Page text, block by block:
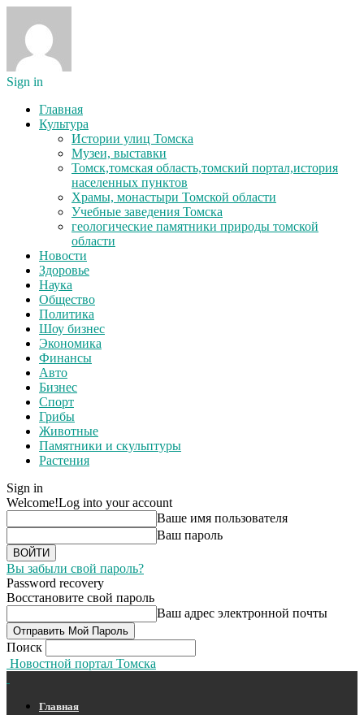
Sign in
Главная
Культура
Истории улиц Томска
Музеи, выставки
Томск,томская область,томский портал,история
населенных пунктов
Храмы, монастыри Томской области
Учебные заведения Томска
геологические памятники природы томской
области
Новости
Здоровье
Наука
Общество
Политика
Шоу бизнес
Экономика
Финансы
Авто
Бизнес
Спорт
Грибы
Животные
Памятники и скульптуры
Растения
Sign in
Welcome!Log into your account
Ваше имя пользователя
Ваш пароль
Вы забыли свой пароль?
Password recovery
Восстановите свой пароль
Ваш адрес электронной почты
Поиск
Новостной портал Томска
Главная